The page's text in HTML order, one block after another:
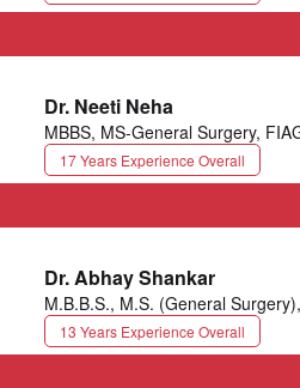
Dr. Neeti Neha
MBBS, MS-General Surgery,
17 Years Experience Overall
Dr. Abhay Shankar
M.B.B.S., M.S. (General
13 Years Experience Overall